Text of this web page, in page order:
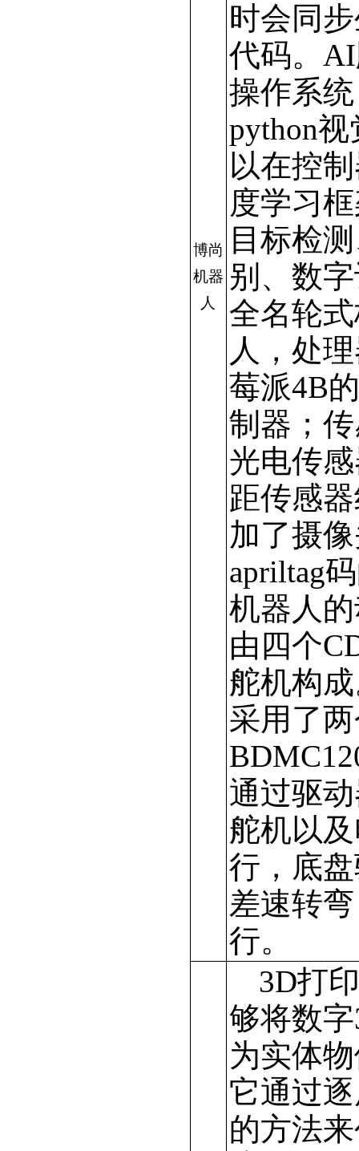
博尚
机器
人
时会同
代码。
操作系
python
以在控
度学习
目标检
别、数
全名轮
人，处
莓派4B
制器；
光电传
距传感
加了摄
apriltag
机器人
由四个
舵机构
采用了
通过驱
舵机以
行，底
差速转
行。
3D打
够将数
为实体
它通过
的方法